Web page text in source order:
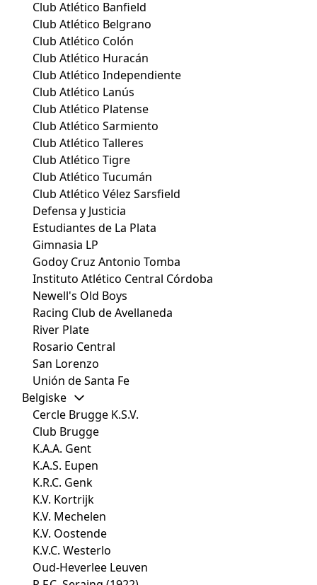
Club Atlético Banfield
Club Atlético Belgrano
Club Atlético Colón
Club Atlético Huracán
Club Atlético Independiente
Club Atlético Lanús
Club Atlético Platense
Club Atlético Sarmiento
Club Atlético Talleres
Club Atlético Tigre
Club Atlético Tucumán
Club Atlético Vélez Sarsfield
Defensa y Justicia
Estudiantes de La Plata
Gimnasia LP
Godoy Cruz Antonio Tomba
Instituto Atlético Central Córdoba
Newell's Old Boys
Racing Club de Avellaneda
River Plate
Rosario Central
San Lorenzo
Unión de Santa Fe
Belgiske
Cercle Brugge K.S.V.
Club Brugge
K.A.A. Gent
K.A.S. Eupen
K.R.C. Genk
K.V. Kortrijk
K.V. Mechelen
K.V. Oostende
K.V.C. Westerlo
Oud-Heverlee Leuven